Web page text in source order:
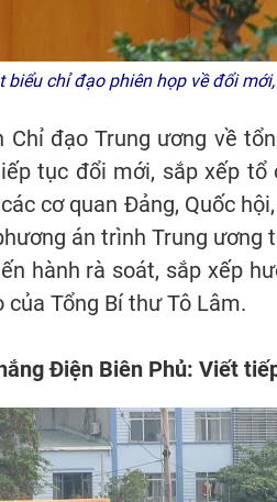
biểu chỉ đạo phiên họp về đổi
đạo Trung ương về
tục đổi mới, sắp xếp
cơ quan Đảng, Quốc
án trình Trung
hành rà soát, sắp xếp
của Tổng Bí thư Tô Lâm.
Điện Biên Phủ: Viết